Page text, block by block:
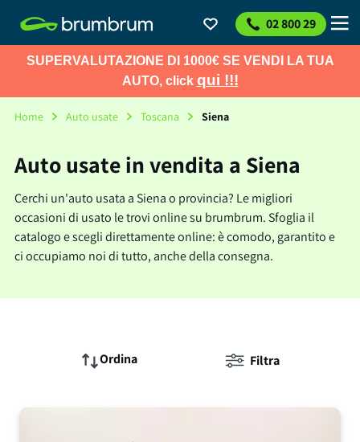
02 800 29
SUPERVALUTAZIONE DI 1000€ SE VENDI LA TUA
AUTO, click qui !!!
Home Auto usate Toscana Siena
Auto usate in vendita a Siena
Cerchi un'auto usata a Siena o provincia? Le migliori
occasioni di usato le trovi online su brumbrum. Sfoglia il
catalogo e scegli direttamente online: è comodo, garantito e
ci occupiamo noi di tutto, anche della consegna.
Ordina Filtra